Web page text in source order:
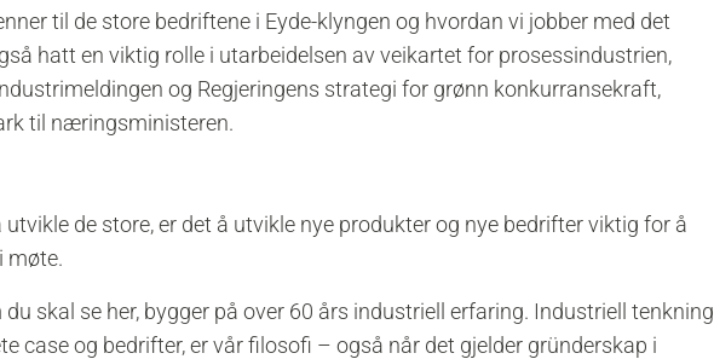
til de store bedriftene i Eyde-klyngen og hvordan vi jobber med det
hatt en viktig rolle i utarbeidelsen av veikartet for prosessindustrien,
og Regjeringens strategi for grønn konkurransekraft,
til næringsministeren.
de store, er det å utvikle nye produkter og nye bedrifter viktig for å
møte.
skal se her, bygger på over 60 års industriell erfaring. Industriell tenkning
case og bedrifter, er vår filosofi – også når det gjelder gründerskap i